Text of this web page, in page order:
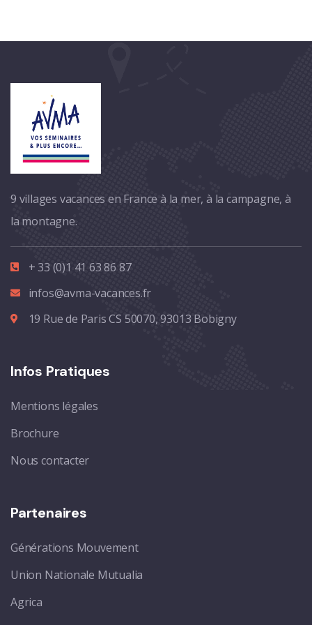
9 villages vacances en France à la mer, à la campagne, à
la montagne.
+ 33 (0)1 41 63 86 87
infos@avma-vacances.fr
19 Rue de Paris CS 50070, 93013 Bobigny
Infos Pratiques
Mentions légales
Brochure
Nous contacter
Partenaires
Générations Mouvement
Union Nationale Mutualia
Agrica